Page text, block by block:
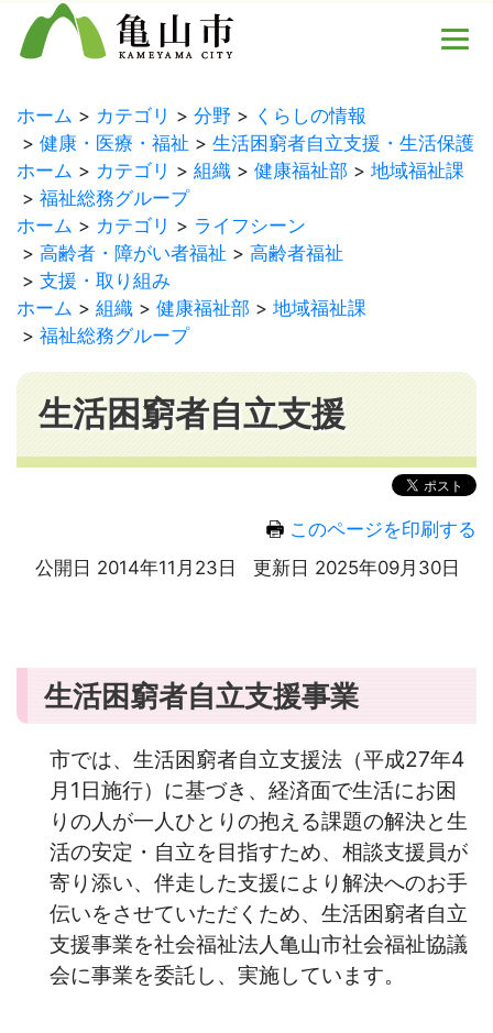
ホーム カテゴリ 分野
くらしの情報
健康・医療・福祉
生活困窮者自立支援・生活保護
ホーム
カテゴリ 組織 健康福祉部
地域福祉課
福祉総務グループ
ホーム
カテゴリ
ライフシーン
高齢者・障がい者福祉
高齢者福祉
支援・取り組み
ホーム
組織 健康福祉部
地域福祉課
福祉総務グループ
生活困窮者自立支援
このページを印刷する
公開日 2014年11月23日
更新日 2025年09月30日
生活困窮者自立支援事業
市では、生活困窮者自立支援法（平成27年4
月1日施行）に基づき、経済面で生活にお困
りの人が一人ひとりの抱える課題の解決と生
活の安定・自立を目指すため、相談支援員が
寄り添い、伴走した支援により解決へのお手
伝いをさせていただくため、生活困窮者自立
支援事業を社会福祉法人亀山市社会福祉協議
会に事業を委託し、実施しています。